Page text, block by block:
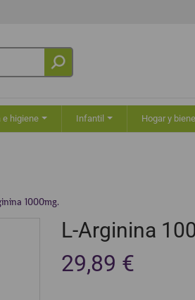
e higiene Infantil Hogar y
1000mg.
L-Arginina
29,89 €